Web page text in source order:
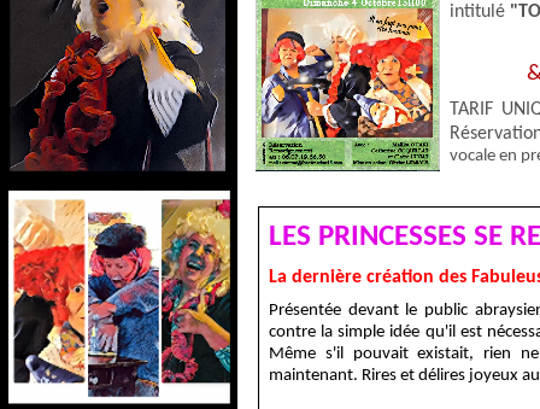
intitulé
& le
TARIF
vocale en
LES PRINCESSES SE
La dernière création des
Présentée devant le public
contre la simple idée qu'il est
Même s'il pouvait existait, rien
maintenant. Rires et délires joyeux